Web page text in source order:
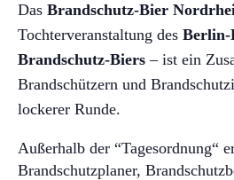
Das Brandschutz-Bier
Tochterveranstaltung des Berlin-
Brandschutz-Biers – ist ein
Brandschützern und
lockerer Runde.
Außerhalb der “Tagesordnung“
Brandschutzplaner,